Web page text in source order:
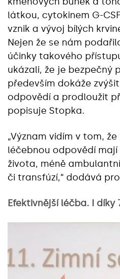
látkou, cytokinem G-
vznik a vývoj bílých
Nejen že se nám
účinky takového
ukázali, že je bezpečný
především dokáže
odpovědí a prodloužit
popisuje Stopka.
„Význam vidím v tom,
léčebnou odpovědí
života, méně
či transfúzí,“ dodává
Efektivnější léčba. I díky